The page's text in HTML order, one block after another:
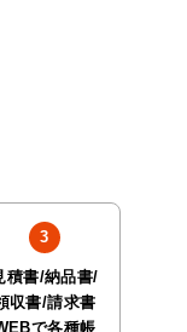
積書/納品書/
収書/請求書
で各種帳